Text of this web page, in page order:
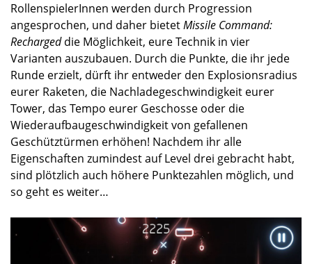
RollenspielerInnen werden durch Progression
angesprochen, und daher bietetMissile Command:
Rechargeddie Möglichkeit, eure Technik in vier
Varianten auszubauen. Durch die Punkte, die ihr jede
Runde erzielt, dürft ihr entweder den Explosionsradius
eurer Raketen, die Nachladegeschwindigkeit eurer
Tower, das Tempo eurer Geschosse oder die
Wiederaufbaugeschwindigkeit von gefallenen
Geschütztürmen erhöhen! Nachdem ihr alle
Eigenschaften zumindest auf Level drei gebracht habt,
sind plötzlich auch höhere Punktezahlen möglich, und
so geht es weiter…